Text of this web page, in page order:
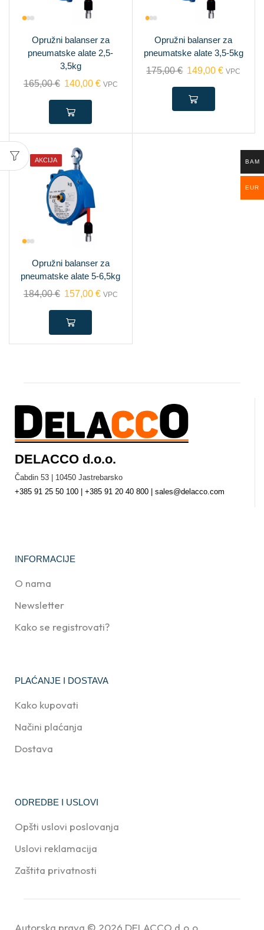
Opružni balanser za
pneumatske alate 2,5-
3,5kg
165,00€ 140,00 € VPC
Opružni balanser za
pneumatske alate 3,5-5kg
175,00€ 149,00€ VPC
AKCIJA
Opružni balanser za
pneumatske alate 5-6,5kg
184,00€ 157,00 € VPC
DELACCO d.o.o.
Čabdin 53 | 10450 Jastrebarsko
+385 91 25 50 100 | +385 91 20 40 800 | sales@delacco.com
INFORMACIJE
O nama
Newsletter
Kako se registrovati?
PLAĆANJE I DOSTAVA
Kako kupovati
Načini plaćanja
Dostava
ODREDBE I USLOVI
Opšti uslovi poslovanja
Uslovi reklamacija
Zaštita privatnosti
Autorska prava © 2026 DELACCO d.o.o.
BAM
EUR